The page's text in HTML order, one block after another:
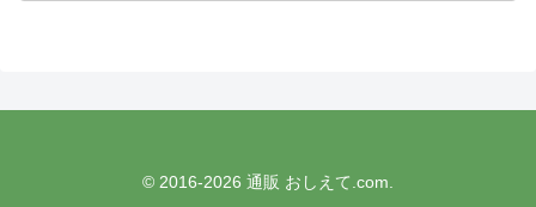
© 2016-2026 通販 おしえて.com.